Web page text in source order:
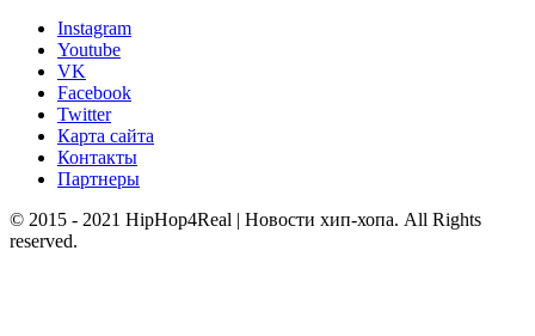
Instagram
Youtube
VK
Facebook
Twitter
Карта сайта
Контакты
Партнеры
© 2015 - 2021 HipHop4Real | Новости хип-хопа. All Rights
reserved.